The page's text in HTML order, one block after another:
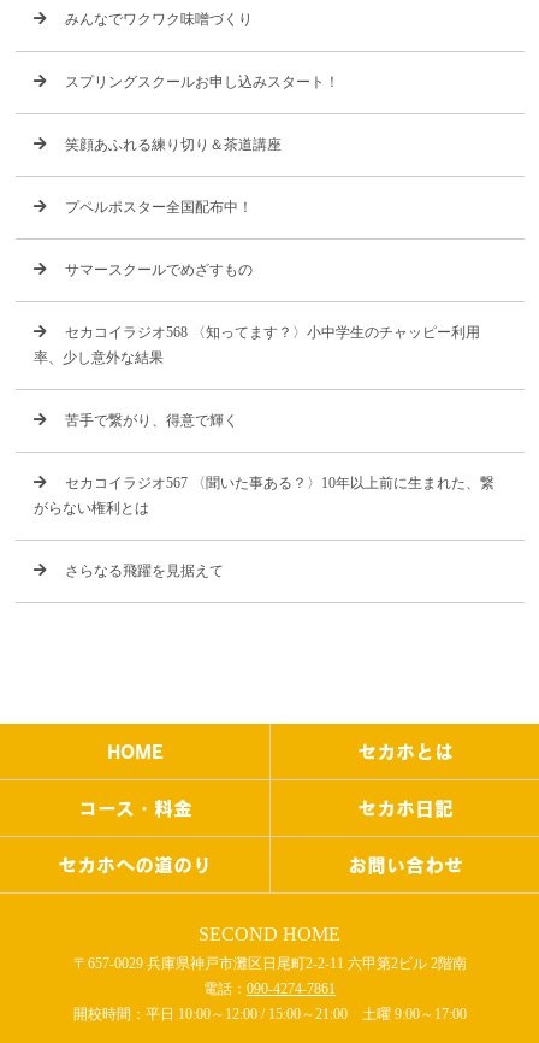
みんなでワクワク味噌づくり
スプリングスクールお申し込みスタート！
笑顔あふれる練り切り＆茶道講座
プペルポスター全国配布中！
サマースクールでめざすもの
セカコイラジオ568 〈知ってます？〉小中学生のチャッピー利用
率、少し意外な結果
苦手で繋がり、得意で輝く
セカコイラジオ567 〈聞いた事ある？〉10年以上前に生まれた、繋
がらない権利とは
さらなる飛躍を見据えて
HOME セカホとは
コース・料金 セカホ日記
セカホへの道のり お問い合わせ
SECOND HOME
〒657-0029 兵庫県神戸市灘区日尾町2-2-11 六甲第2ビル 2階南
電話： 090-4274-7861
開校時間：平日 10:00～12:00 / 15:00～21:00 土曜 9:00～17:00